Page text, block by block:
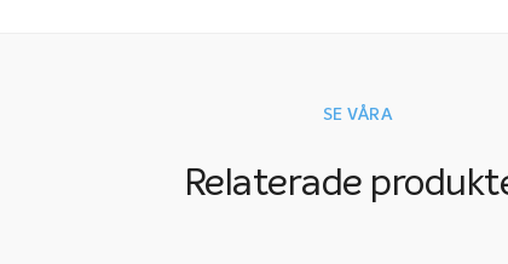
SE VÅRA
Relaterade